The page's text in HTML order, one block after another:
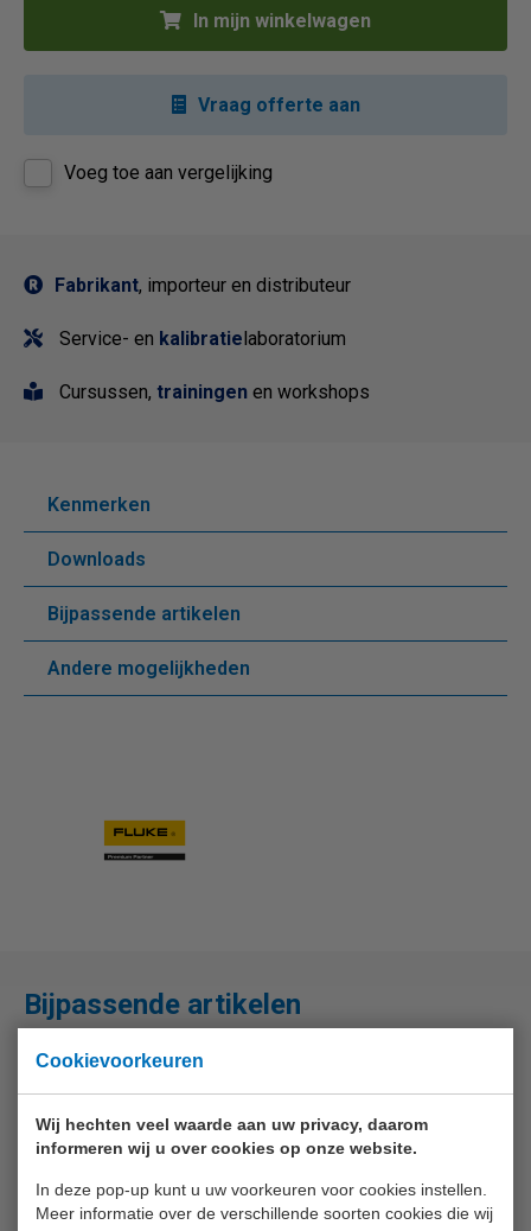
Cookievoorkeuren
Wij hechten veel waarde aan uw privacy, daarom
informeren wij u over cookies op onze website.
In deze pop-up kunt u uw voorkeuren voor cookies instellen.
Meer informatie over de verschillende soorten cookies die wij
In mijn winkelwagen
Vraag offerte aan
Voeg toe aan vergelijking
Fabrikant, importeur en distributeur
Service- en kalibratielaboratorium
Cursussen, trainingen en workshops
Kenmerken
Downloads
Bijpassende artikelen
Andere mogelijkheden
Bijpassende artikelen